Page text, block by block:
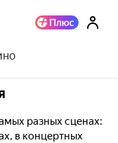
разных сценах:
в концертных